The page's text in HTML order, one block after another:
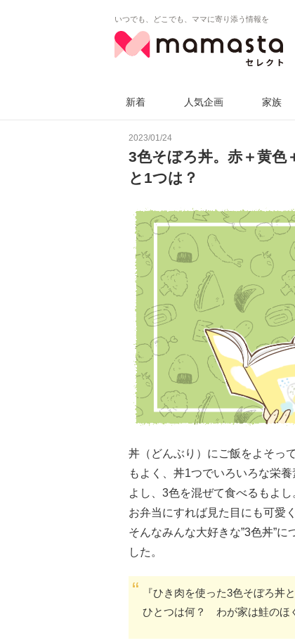
いつでも、どこでも、ママに寄り添う情報を
新着 人気企画 家族
2023/01/24
3色そぼろ丼。赤＋黄色
と1つは？
丼（どんぶり）にご飯をよそっ
もよく、丼1つでいろいろな栄
よし、3色を混ぜて食べるもよ
お弁当にすれば見た目にも可愛
そんなみんな大好きな”3色丼”
した。
『ひき肉を使った3色そぼろ
ひとつは何？ わが家は鮭のほ